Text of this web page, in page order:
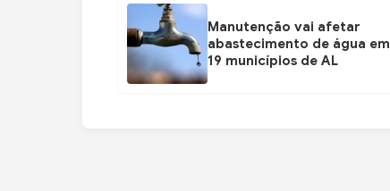
Manutenção vai afetar
abastecimento de água em
19 municípios de AL